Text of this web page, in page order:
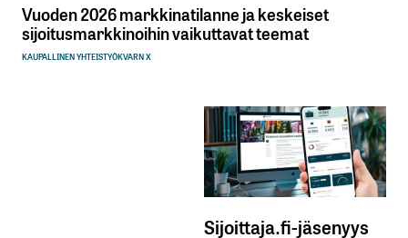
Vuoden 2026 markkinatilanne ja keskeiset
sijoitusmarkkinoihin vaikuttavat teemat
KAUPALLINEN YHTEISTYÖKVARN X
Sijoittaja.fi-jäsenyys